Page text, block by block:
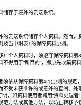
存于境外的云端系统。
的云端系统储存个人资料。然而，
当中附表1的保障资料原则。
）个人资料时，须遵守保障资料第
不得用于“新目的”，即原先收集资
须依从保障资料第4(1)原则的规定
不受未获准许的或意外的查阅、处
，如资料使用者聘用“资料处理者
范方法或其他方法，以防止转移予